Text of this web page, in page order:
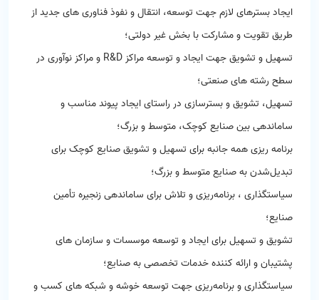
ایجاد بسترهای لازم جهت توسعه، انتقال و نفوذ فناوری های جدید از
طریق تقویت و مشارکت با بخش غیر دولتی؛
تسهیل و تشویق جهت ایجاد و توسعه مراکزR&D و مراکز نوآوری در
سطح رشته های صنعتی؛
تسهیل، تشویق و بسترسازی در راستای ایجاد پیوند مناسب و
ساماندهی بین صنایع کوچک، متوسط و بزرگ؛
برنامه ریزی همه جانبه برای تسهیل و تشویق صنایع کوچک برای
تبدیل‌شدن به صنایع ‌متوسط و بزرگ؛
سیاستگذاری ، برنامه‌ریزی و تلاش برای ساماندهی زنجیره تأمین
صنایع؛
تشویق و تسهیل برای ایجاد و توسعه موسسات و سازمان های
پشتیبان و ارائه کننده خدمات تخصصی به صنایع؛
سیاستگذاری و برنامه‌ریزی جهت توسعه خوشه و شبکه های کسب و